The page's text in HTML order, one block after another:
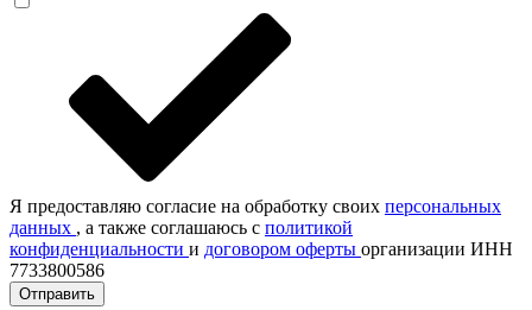
Я предоставляю согласие на обработку своих персональных
данных , а также соглашаюсь с политикой
конфиденциальности и договором оферты организации ИНН
7733800586
Отправить